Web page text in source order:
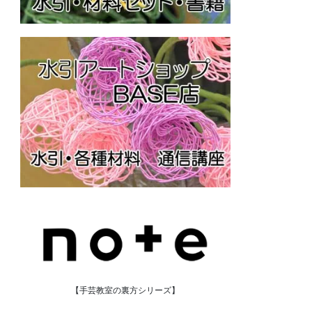
【手芸教室の裏方シリーズ】